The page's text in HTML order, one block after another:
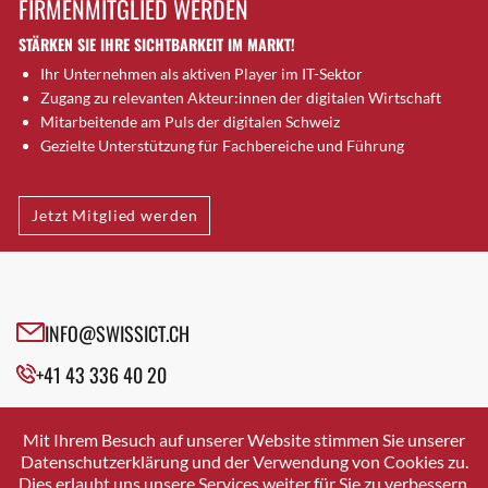
Brugg AG
Brütten
Bubendorf
Bubikon
Buchs (SG)
Bäretswil
Bülach
Cazis
Crissier
Davos Platz
Dierikon
Dietikon
FIRMENMITGLIED WERDEN
STÄRKEN SIE IHRE SICHTBARKEIT IM MARKT!
Ihr Unternehmen als aktiven Player im IT-Sektor
Zugang zu relevanten Akteur:innen der digitalen Wirtschaft
Mitarbeitende am Puls der digitalen Schweiz
Gezielte Unterstützung für Fachbereiche und Führung
Jetzt Mitglied werden
INFO@SWISSICT.CH
+41 43 336 40 20
SWISSICT
VULKANSTRASSE 120
8048 ZURICH
Mit Ihrem Besuch auf unserer Website stimmen Sie unserer
Datenschutzerklärung und der Verwendung von Cookies zu.
Dies erlaubt uns unsere Services weiter für Sie zu verbessern.